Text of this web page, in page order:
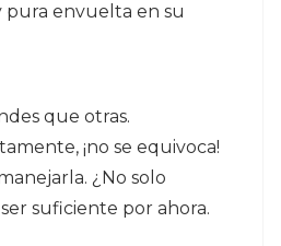
pura envuelta en su
que otras.
¡no se equivoca!
¿No solo
suficiente por ahora.